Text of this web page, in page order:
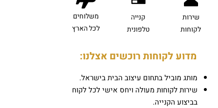
שירות
לקוחות
קנייה
טלפונית
משלוחים
לכל הארץ
מדוע לקוחות רוכשים אצלנו:
מותג מוביל בתחום עיצוב הבית בישראל.
שירות לקוחות מעולה ויחס אישי לכל לקוח
בביצוע הקנייה.